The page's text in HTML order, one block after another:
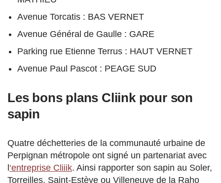
Avenue Torcatis : BAS VERNET
Avenue Général de Gaulle : GARE
Parking rue Etienne Terrus : HAUT VERNET
Avenue Paul Pascot : PEAGE SUD
Les bons plans Cliink pour son
sapin
Quatre déchetteries de la communauté urbaine de
Perpignan métropole ont signé un partenariat avec
‘entreprise Cliiik. Ainsi rapporter son sapin au Soler,
Torreilles, Saint-Estève ou Villeneuve de la Raho